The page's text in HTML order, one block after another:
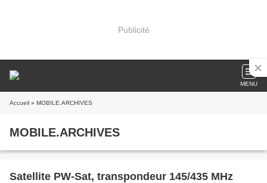
Publicité
MENU
Accueil » MOBILE.ARCHIVES
MOBILE.ARCHIVES
Satellite PW-Sat, transpondeur 145/435 MHz